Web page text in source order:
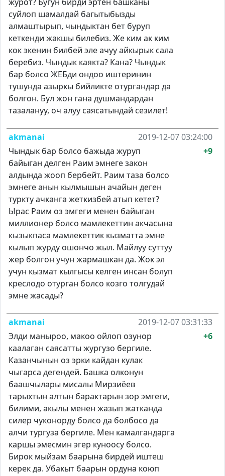
суйлоп шамалдай багытыбызды
алмаштырып, чындыктан бет буруп
кеткенди жакшы билебиз. Же ким ак ким
кок экенин билбей эле ачуу айкырык сала
беребиз. Чындык каякта? Кана? Чындык
бар болсо ЖЕБди ондоо иштеринин
тушунда азыркы бийликте отургандар да
болгон. Бул жон гана душмандардан
тазалануу, оч алуу саясатындай сезилет!
akmanai
2019-12-07 03:24:00
Чындык бар болсо бажыда журуп
байыган делген Раим эмнеге закон
алдында жооп бербейт. Раим таза болсо
эмнеге анын кылмышын ачайын деген
туркту ачканга жеткизбей атып кетет?
Ырас Раим оз эмгеги менен байыган
миллионер болсо мамлекеттин акчасына
кызыкпаса мамлекеттик кызматта эмне
кылып журду ошончо жыл. Майлуу суттуу
жер болгон учун жармашкан да. Жок эл
учун кызмат кылгысы келген инсан болуп
креслодо отурган болсо козго толгудай
эмне жасады?
+9
akmanai
2019-12-07 03:31:33
Элди маныроо, макоо ойлоп озунор
каалаган саясатты жургузо бергиле.
Казанчынын оз эрки кайдан кулак
чыгарса дегендей. Башка олконун
баашчылары мисалы Мирзиёев
тарыхтын алтын барактарын зор эмгеги,
билими, акылы менен жазып жатканда
силер чуконорду болсо да болбосо да
алчи тургуза бергиле. Мен камалгандарга
каршы эмесмин эгер куноосу болсо.
Бирок мыйзам баарына бирдей иштеш
керек да. Убакыт баарын ордуна коюп
+6